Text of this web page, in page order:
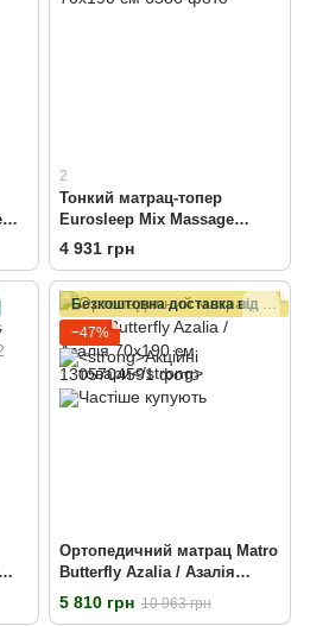
2
Тонкий матрац-топер
Eurosleep Mix Massage
70x190 см
4 931 грн
Безкоштовна доставка від 15000 грн
−47%
Ортопедичний матрац Matro
Butterfly Azalia / Азалія
70х190 см
5 810 грн 10 963 грн